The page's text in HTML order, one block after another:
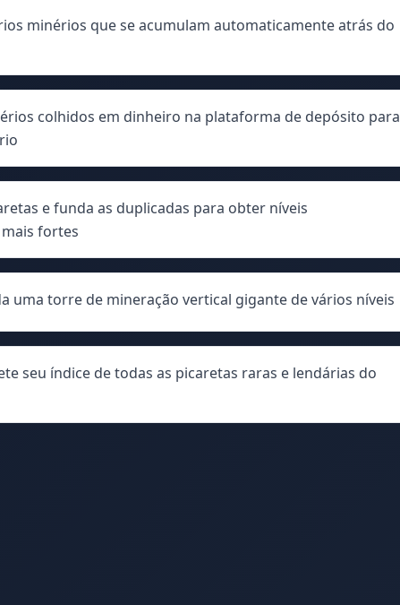
minérios que se acumulam automaticamente atrás do
colhidos em dinheiro na plataforma de depósito para
e funda as duplicadas para obter níveis
fortes
uma torre de mineração vertical gigante de vários níveis
seu índice de todas as picaretas raras e lendárias do